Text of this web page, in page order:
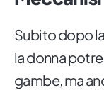
Subito dopo
la donna
gambe, ma